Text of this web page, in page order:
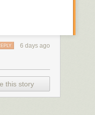
6 days ago
this story